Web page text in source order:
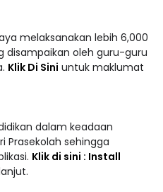
melaksanakan lebih 6,000
disampaikan oleh guru-guru
Klik Di Sini untuk maklumat
dalam keadaan
Prasekolah sehingga
Klik di sini : Install